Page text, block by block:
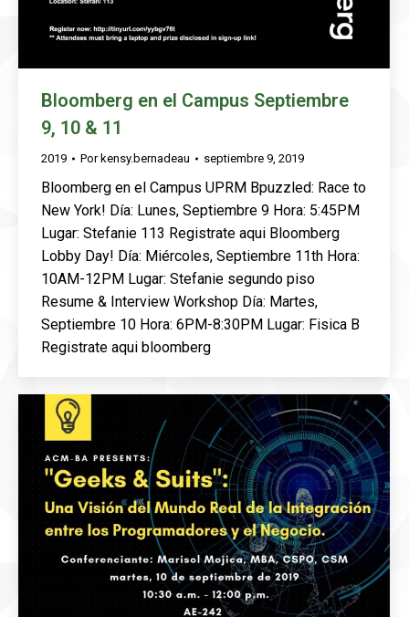
Bloomberg en el Campus Septiembre
9, 10 & 11
2019 Porkensy.bernadeau septiembre 9, 2019
Bloomberg en el Campus UPRM Bpuzzled: Race to
New York! Día: Lunes, Septiembre 9 Hora: 5:45PM
Lugar: Stefanie 113 Registrate aqui Bloomberg
Lobby Day! Día: Miércoles, Septiembre 11th Hora:
10AM-12PM Lugar: Stefanie segundo piso
Resume & Interview Workshop Día: Martes,
Septiembre 10 Hora: 6PM-8:30PM Lugar: Fisica B
Registrate aqui bloomberg